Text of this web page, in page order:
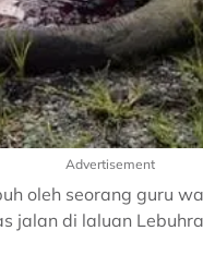
Advertisement
oleh seorang guru
jalan di laluan